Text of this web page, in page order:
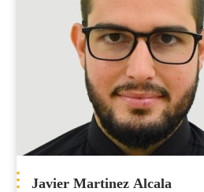
Javier Martinez Alcala